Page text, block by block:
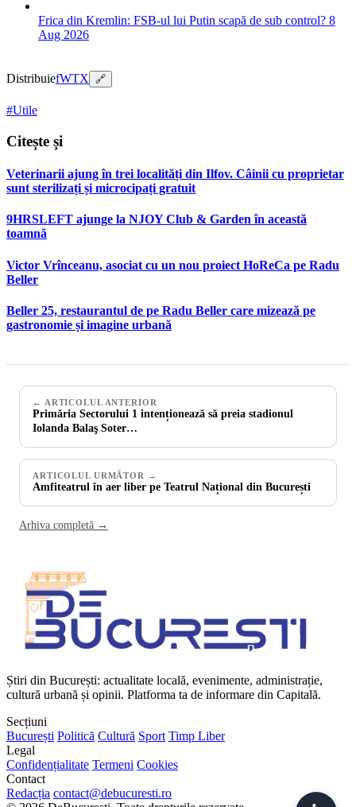
Frica din Kremlin: FSB-ul lui Putin scapă de sub control? 8
Aug 2026
DistribuiefWTX 🔗
#Utile
Citește și
Veterinarii ajung în trei localități din Ilfov. Câinii cu proprietar
sunt sterilizați și microcipați gratuit
9HRSLEFT ajunge la NJOY Club & Garden în această
toamnă
Victor Vrînceanu, asociat cu un nou proiect HoReCa pe Radu
Beller
Beller 25, restaurantul de pe Radu Beller care mizează pe
gastronomie și imagine urbană
← ARTICOLUL ANTERIOR
Primăria Sectorului 1 intenționează să preia stadionul
Iolanda Balaş Soter…
ARTICOLUL URMĂTOR →
Amfiteatrul în aer liber pe Teatrul Național din București
Arhiva completă →
Știri din București: actualitate locală, evenimente, administrație,
cultură urbană și opinii. Platforma ta de informare din Capitală.
Secțiuni
București Politică Cultură Sport Timp Liber
Legal
Confidențialitate Termeni Cookies
Contact
Redacția contact@debucuresti.ro